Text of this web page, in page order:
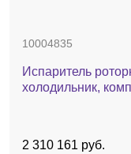
10004835
Испаритель
холодильник,
2 310 161 руб.